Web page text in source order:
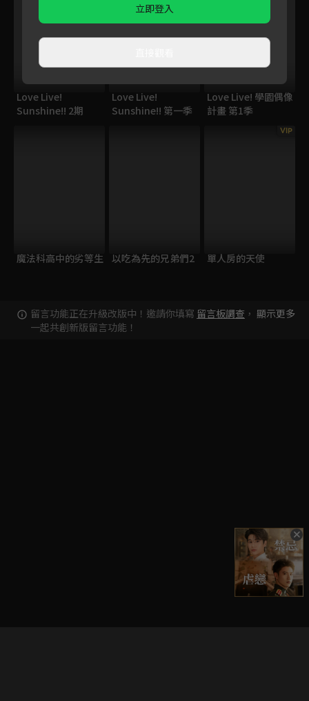
Love Live!
Sunshine!! 2期
Love Live!
Sunshine!! 第一季
Love Live! 學園偶像
計畫 第1季
魔法科高中的劣等生 以吃為先的兄弟們2
VIP
單人房的天使
留言功能正在升級改版中！邀請你填寫 留言板調查 ，
一起共創新版留言功能！
顯示更多
立即登入